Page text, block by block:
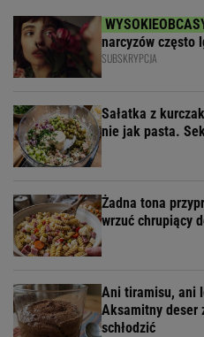
narcyzów często
SUBSKRYPCJA
Sałatka z
nie jak pasta.
Żadna tona
wrzuć chrupiący
Ani tiramisu, ani
Aksamitny deser
schłodzić